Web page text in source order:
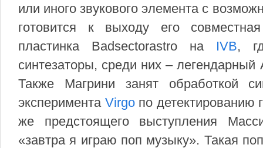
или иного звукового элемента с
готовится к выходу его
пластинка Badsectorastro на IVB,
синтезаторы, среди них –
Также Магрини занят обработкой
эксперимента Virgoпо детектированию
же предстоящего выступления
«завтра я играю поп музыку». Такая